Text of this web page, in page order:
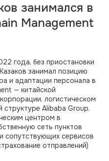
занимался в
Management
года, без приостановки
занимал позицию
и адаптации персонала в
— китайской
логистическом
структуре Alibaba Group.
центром в
сеть пунктов
сопутствующих сервисов
отправлений)